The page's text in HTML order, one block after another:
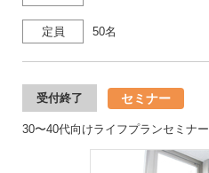
定員 50名
受付終了 セミナー
30〜40代向けライフプランセミナー